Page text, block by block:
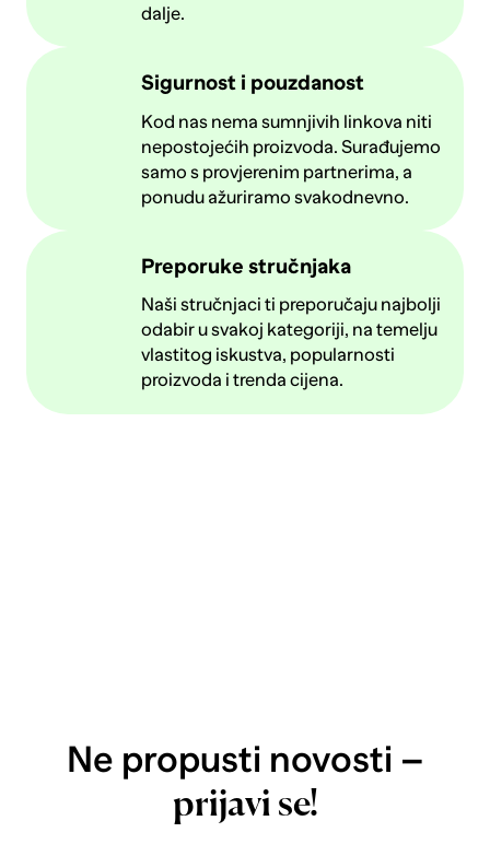
dalje.
Sigurnost i pouzdanost
Kod nas nema sumnjivih linkova niti
nepostojećih proizvoda. Surađujemo
samo s provjerenim partnerima, a
ponudu ažuriramo svakodnevno.
Preporuke stručnjaka
Naši stručnjaci ti preporučaju najbolji
odabir u svakoj kategoriji, na temelju
vlastitog iskustva, popularnosti
proizvoda i trenda cijena.
Ne propusti novosti –
prijavi se!